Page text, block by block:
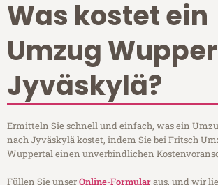
Was kostet ein
Umzug
Jyväskylä?
Ermitteln Sie schnell und einfach, was ein
nach Jyväskylä kostet, indem Sie bei Fritsch
Wuppertal einen unverbindlichen
Füllen Sie unserOnline-Formularaus, und wir